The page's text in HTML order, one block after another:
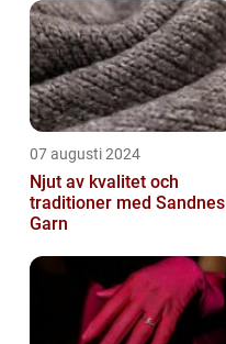
07 augusti 2024
Njut av kvalitet och
traditioner med Sandnes
Garn